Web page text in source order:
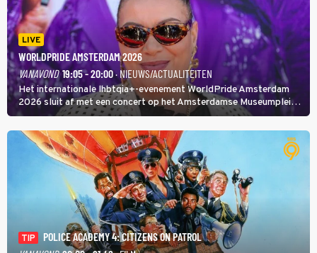
LIVE
WORLDPRIDE AMSTERDAM 2026
VANAVOND 19:05 - 20:00· NIEUWS/ACTUALITEITEN
Het internationale lhbtqia+-evenement WorldPride Amsterdam
2026 sluit af met een concert op het Amsterdamse Museumplein.
Anita Doth is een van de optredende artiesten. In de jaren 90
veroverde ze de wereld als zangeres van 2Unlimited.
TIP
POLICE ACADEMY 4: CITIZENS ON PATROL